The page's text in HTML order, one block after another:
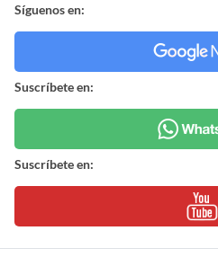
Síguenos en:
Suscríbete en:
Suscríbete en: